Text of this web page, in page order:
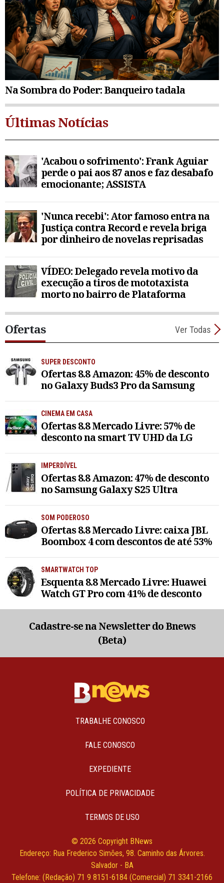
Na Sombra do Poder: Banqueiro tadala
Últimas Notícias
'Acabou o sofrimento': Frank Aguiar
perde o pai aos 87 anos e faz desabafo
emocionante; ASSISTA
'Nunca recebi': Ator famoso entra na
Justiça contra Record e revela briga
por dinheiro de novelas reprisadas
VÍDEO: Delegado revela motivo da
execução a tiros de mototaxista
morto no bairro de Plataforma
Ofertas Ver Todas
SUPER DESCONTO
Ofertas 8.8 Amazon: 45% de desconto
no Galaxy Buds3 Pro da Samsung
CINEMA EM CASA
Ofertas 8.8 Mercado Livre: 57% de
desconto na smart TV UHD da LG
IMPERDÍVEL
Ofertas 8.8 Amazon: 47% de desconto
no Samsung Galaxy S25 Ultra
SOM PODEROSO
Ofertas 8.8 Mercado Livre: caixa JBL
Boombox 4 com descontos de até 53%
SMARTWATCH TOP
Esquenta 8.8 Mercado Livre: Huawei
Watch GT Pro com 41% de desconto
Cadastre-se na Newsletter do Bnews
(Beta)
TRABALHE CONOSCO
FALE CONOSCO
EXPEDIENTE
POLÍTICA DE PRIVACIDADE
TERMOS DE USO
© 2026 Copyright BNews
Endereço: Rua Frederico Simões, 98. Caminho das Árvores.
Salvador - BA
Telefone: (Redação) 71 9 8151-6184 (Comercial) 71 3341-2166